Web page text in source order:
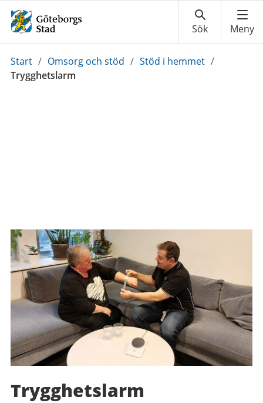
Du
är
Start / Omsorg och stöd / Stöd i hemmet /
Trygghetslarm
Trygghetslarm